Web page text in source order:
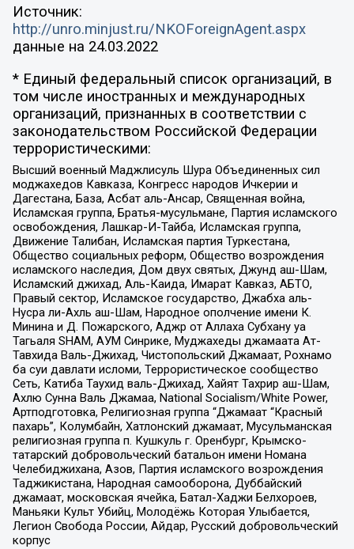
Источник:
http://unro.minjust.ru/NKOForeignAgent.aspx
данные на 24.03.2022
* Единый федеральный список организаций, в
том числе иностранных и международных
организаций, признанных в соответствии с
законодательством Российской Федерации
террористическими:
Высший военный Маджлисуль Шура Объединенных сил
моджахедов Кавказа, Конгресс народов Ичкерии и
Дагестана, База, Асбат аль-Ансар, Священная война,
Исламская группа, Братья-мусульмане, Партия исламского
освобождения, Лашкар-И-Тайба, Исламская группа,
Движение Талибан, Исламская партия Туркестана,
Общество социальных реформ, Общество возрождения
исламского наследия, Дом двух святых, Джунд аш-Шам,
Исламский джихад, Аль-Каида, Имарат Кавказ, АБТО,
Правый сектор, Исламское государство, Джабха аль-
Нусра ли-Ахль аш-Шам, Народное ополчение имени К.
Минина и Д. Пожарского, Аджр от Аллаха Субхану уа
Тагьаля SHAM, АУМ Синрике, Муджахеды джамаата Ат-
Тавхида Валь-Джихад, Чистопольский Джамаат, Рохнамо
ба суи давлати исломи, Террористическое сообщество
Сеть, Катиба Таухид валь-Джихад, Хайят Тахрир аш-Шам,
Ахлю Сунна Валь Джамаа, National Socialism/White Power,
Артподготовка, Религиозная группа “Джамаат “Красный
пахарь”, Колумбайн, Хатлонский джамаат, Мусульманская
религиозная группа п. Кушкуль г. Оренбург, Крымско-
татарский добровольческий батальон имени Номана
Челебиджихана, Азов, Партия исламского возрождения
Таджикистана, Народная самооборона, Дуббайский
джамаат, московская ячейка, Батал-Хаджи Белхороев,
Маньяки Культ Убийц, Молодёжь Которая Улыбается,
Легион Свобода России, Айдар, Русский добровольческий
корпус